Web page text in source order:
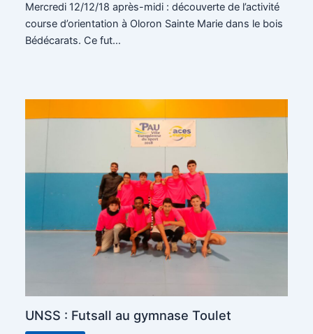
Mercredi 12/12/18 après-midi : découverte de l’activité
course d’orientation à Oloron Sainte Marie dans le bois
Bédécarats. Ce fut…
UNSS : Futsall au gymnase Toulet